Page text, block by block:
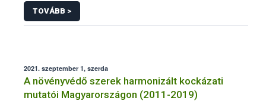
TOVÁBB >
2021. szeptember 1, szerda
A növényvédő szerek harmonizált kockázati
mutatói Magyarországon (2011-2019)